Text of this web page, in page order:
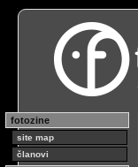
fotozine
site map
članovi